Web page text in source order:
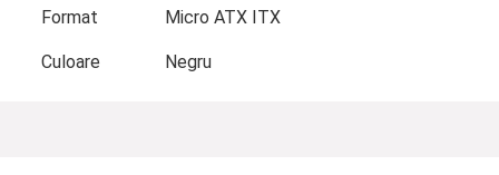
Format Micro ATX ITX
Culoare Negru